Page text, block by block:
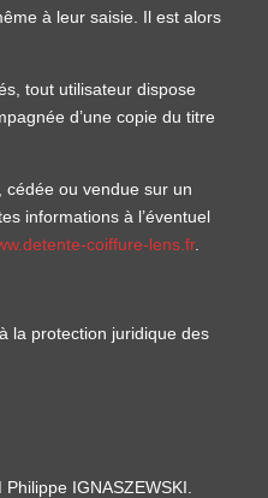
à leur saisie. Il est alors
tout utilisateur dispose
d’une copie du titre
cédée ou vendue sur un
informations à l’éventuel
coiffure-lens.fr.
la protection juridique des
IGNASZEWSKI.